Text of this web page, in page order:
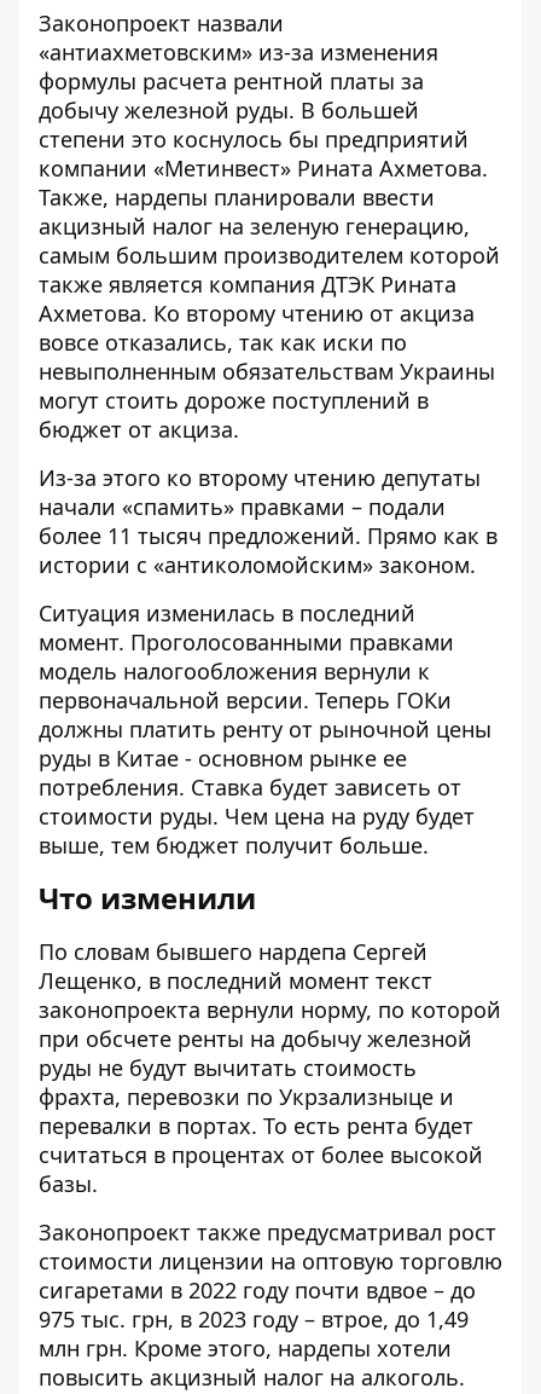
Законопроект назвали
«антиахметовским» из-за изменения
формулы расчета рентной платы за
добычу железной руды. В большей
степени это коснулось бы предприятий
компании «Метинвест» Рината Ахметова.
Также, нардепы планировали ввести
акцизный налог на зеленую генерацию,
самым большим производителем которой
также является компания ДТЭК Рината
Ахметова. Ко второму чтению от акциза
вовсе отказались, так как иски по
невыполненным обязательствам Украины
могут стоить дороже поступлений в
бюджет от акциза.
Из-за этого ко второму чтению депутаты
начали «спамить» правками – подали
более 11 тысяч предложений. Прямо как в
истории с «антиколомойским» законом.
Ситуация изменилась в последний
момент. Проголосованными правками
модель налогообложения вернули к
первоначальной версии. Теперь ГОКи
должны платить ренту от рыночной цены
руды в Китае - основном рынке ее
потребления. Ставка будет зависеть от
стоимости руды. Чем цена на руду будет
выше, тем бюджет получит больше.
Что изменили
По словам бывшего нардепа Сергей
Лещенко, в последний момент текст
законопроекта вернули норму, по которой
при обсчете ренты на добычу железной
руды не будут вычитать стоимость
фрахта, перевозки по Укрзализныце и
перевалки в портах. То есть рента будет
считаться в процентах от более высокой
базы.
Законопроект также предусматривал рост
стоимости лицензии на оптовую торговлю
сигаретами в 2022 году почти вдвое – до
975 тыс. грн, в 2023 году – втрое, до 1,49
млн грн. Кроме этого, нардепы хотели
повысить акцизный налог на алкоголь.